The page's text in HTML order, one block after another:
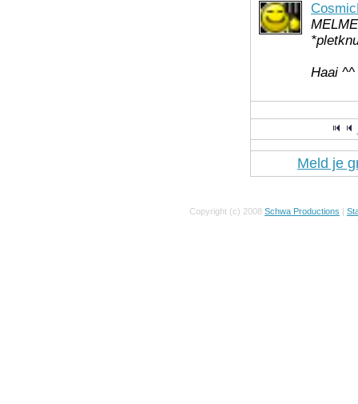
Haai ^^
Meld je
Copyright (c) 2008 Schwa Productions |